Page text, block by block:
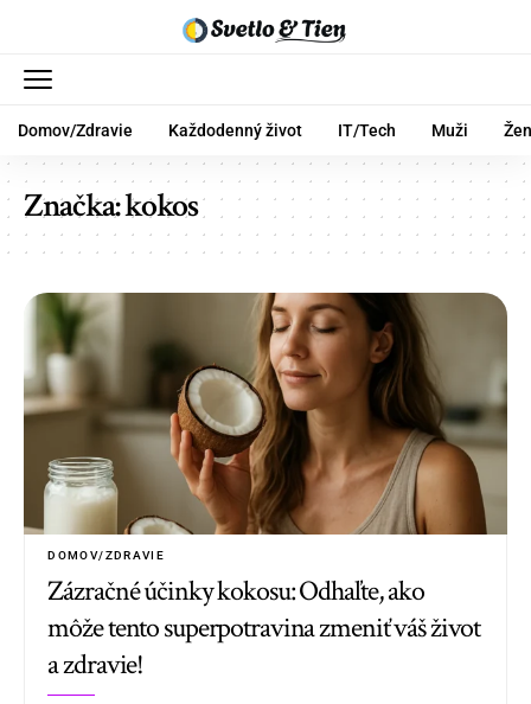
Domov/Zdravie Každodenný život IT/Tech Muži
Značka:kokos
DOMOV/ZDRAVIE
Zázračné účinky kokosu: Odhaľte, ako
môže tento superpotravina zmeniť váš život
a zdravie!